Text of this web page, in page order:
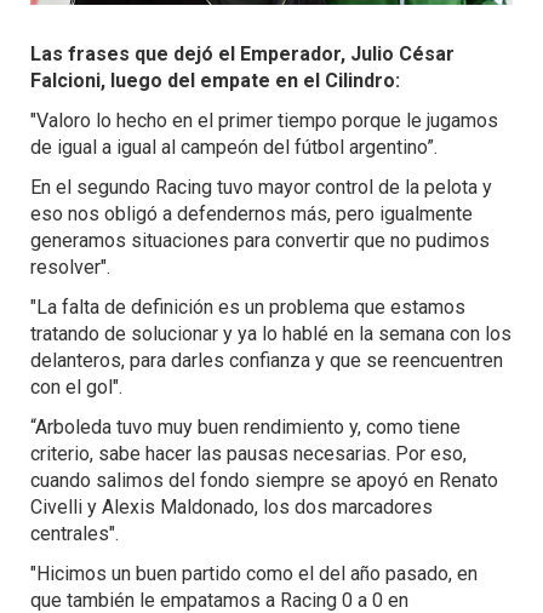
Las frases que dejó el Emperador, Julio César
Falcioni, luego del empate en el Cilindro:
"Valoro lo hecho en el primer tiempo porque le jugamos
de igual a igual al campeón del fútbol argentino”.
En el segundo Racing tuvo mayor control de la pelota y
eso nos obligó a defendernos más, pero igualmente
generamos situaciones para convertir que no pudimos
resolver".
"La falta de definición es un problema que estamos
tratando de solucionar y ya lo hablé en la semana con los
delanteros, para darles confianza y que se reencuentren
con el gol".
“Arboleda tuvo muy buen rendimiento y, como tiene
criterio, sabe hacer las pausas necesarias. Por eso,
cuando salimos del fondo siempre se apoyó en Renato
Civelli y Alexis Maldonado, los dos marcadores
centrales".
"Hicimos un buen partido como el del año pasado, en
que también le empatamos a Racing 0 a 0 en